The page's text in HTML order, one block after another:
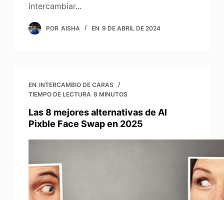
intercambiar...
POR AISHA EN 9 DE ABRIL DE 2024
EN INTERCAMBIO DE CARAS
TIEMPO DE LECTURA 8 MINUTOS
Las 8 mejores alternativas de Al
Pixble Face Swap en 2025